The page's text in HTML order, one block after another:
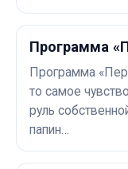
Программа
Программа
то самое
руль
папин…